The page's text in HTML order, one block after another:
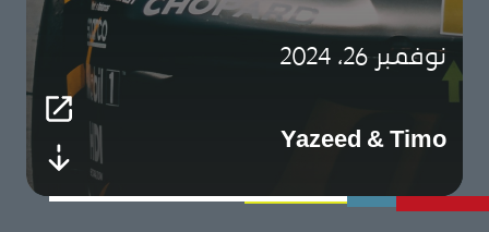
نوفمبر 26، 2024
Yazeed & Timo